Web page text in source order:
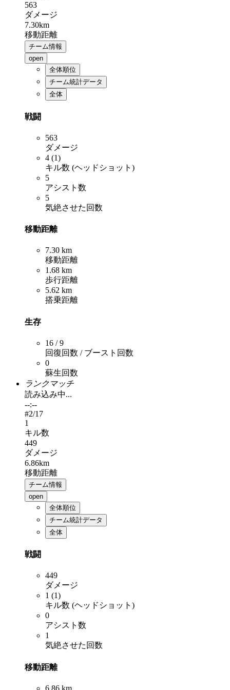
563
ダメージ
7.30km
移動距離
チーム情報
open
全体順位
チーム統計データ
全体
戦闘
563
ダメージ
4 (1)
キル数 (ヘッドショット)
5
アシスト数
5
気絶させた回数
移動距離
7.30 km
移動距離
1.68 km
歩行距離
5.62 km
搭乗距離
生存
16 / 9
回復回数 / ブースト回数
0
蘇生回数
ランクマッチ
読み込み中...
--:--
#2/17
1
キル数
449
ダメージ
6.86km
移動距離
チーム情報
open
全体順位
チーム統計データ
全体
戦闘
449
ダメージ
1 (1)
キル数 (ヘッドショット)
0
アシスト数
1
気絶させた回数
移動距離
6.86 km